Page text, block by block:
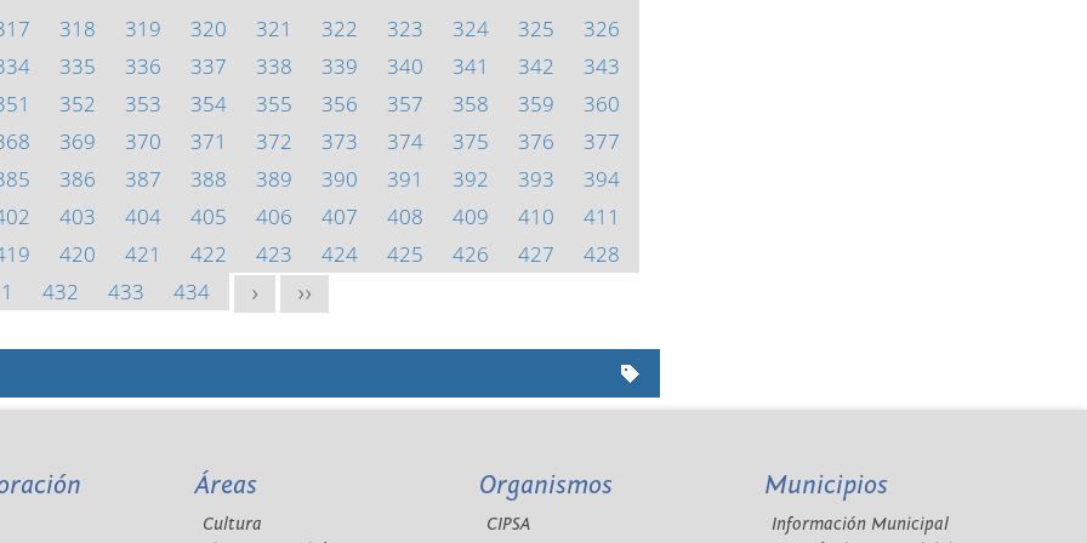
318 319 320 321 322 323 324 325
326
335 336 337 338 339 340 341 342
343
352 353 354 355 356 357 358 359
360
369 370 371 372 373 374 375 376
377
386 387 388 389 390 391 392 393
394
403 404 405 406 407 408 409 410
411
420 421 422 423 424 425 426 427
428
432 433 434 > >>
Áreas
Cultura
Organismos
CIPSA
Municipios
Información Municipal